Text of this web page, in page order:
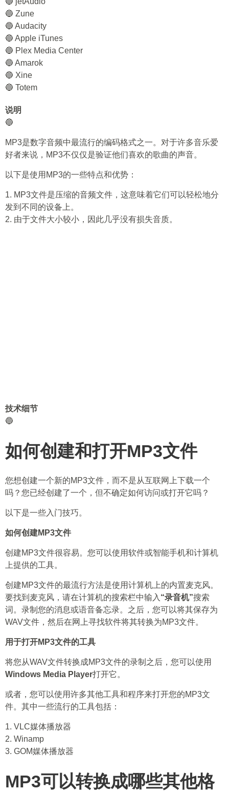
🔵 Zune
🔵 Audacity
🔵 Apple iTunes
🔵 Plex Media Center
🔵 Amarok
🔵 Xine
🔵 Totem
说明
🔵
MP3是数字音频中最流行的编码格式之一。对于许多音乐爱
好者来说，MP3不仅仅是验证他们喜欢的歌曲的声音。
以下是使用MP3的一些特点和优势：
1. MP3文件是压缩的音频文件，这意味着它们可以轻松地分
发到不同的设备上。
2. 由于文件大小较小，因此几乎没有损失音质。
技术细节
🔵
如何创建和打开MP3文件
您想创建一个新的MP3文件，而不是从互联网上下载一个
吗？您已经创建了一个，但不确定如何访问或打开它吗？
以下是一些入门技巧。
如何创建MP3文件
创建MP3文件很容易。您可以使用软件或智能手机和计算机
上提供的工具。
创建MP3文件的最流行方法是使用计算机上的内置麦克风。
要找到麦克风，请在计算机的搜索栏中输入 “录音机”搜索
词。录制您的消息或语音备忘录。之后，您可以将其保存为
WAV文件，然后在网上寻找软件将其转换为MP3文件。
用于打开MP3文件的工具
将您从WAV文件转换成MP3文件的录制之后，您可以使用
Windows Media Player打开它。
或者，您可以使用许多其他工具和程序来打开您的MP3文
件。其中一些流行的工具包括：
1. VLC媒体播放器
2. Winamp
3. GOM媒体播放器
MP3可以转换成哪些其他格